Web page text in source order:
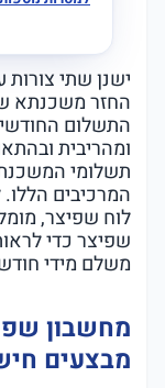
ישנן שתי
החזר משכנתא
התשלום
ומהריבית
תשלומי
המרכיבים
לוח שפיצר,
שפיצר כדי
משלם מידי
מחשבון
מבצעים